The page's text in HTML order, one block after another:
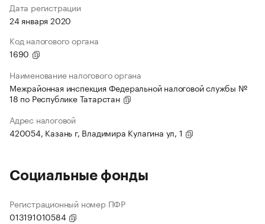
Дата регистрации
24 января 2020
Код налогового органа
1690
Наименование налогового органа
Межрайонная инспекция Федеральной налоговой службы №
18 по Республике Татарстан
Адрес налоговой
420054, Казань г, Владимира Кулагина ул, 1
Социальные фонды
Регистрационный номер ПФР
013191010584